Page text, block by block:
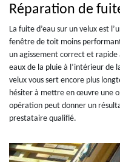
Réparation de
La fuite d’eau sur un velux est
fenêtre de toit moins
un agissement correct et
eaux de la pluie à l’intérieur de
velux vous sert encore plus
hésiter à mettre en œuvre une
opération peut donner un
prestataire qualifié.